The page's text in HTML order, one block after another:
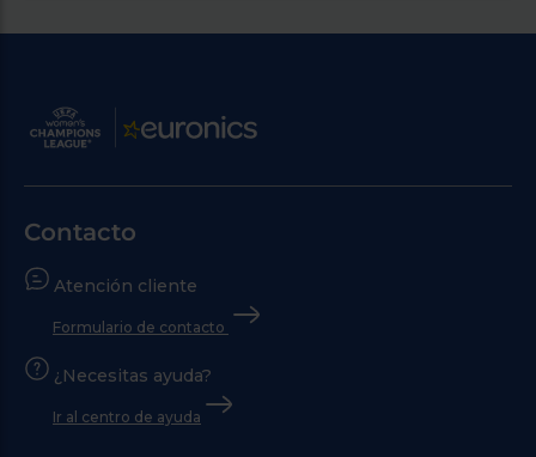
Contacto
Atención cliente
Formulario de contacto
¿Necesitas ayuda?
Ir al centro de ayuda